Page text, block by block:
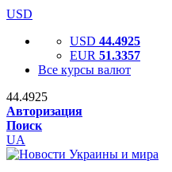
USD
USD 44.4925
EUR 51.3357
Все курсы валют
44.4925
Авторизация
Поиск
UA